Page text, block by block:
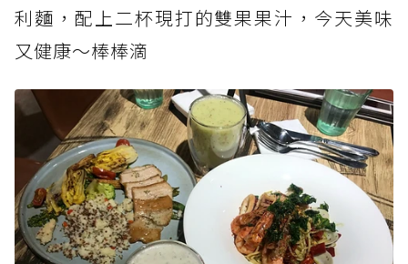
利麵，配上二杯現打的雙果果汁，今天美味
又健康～棒棒滴